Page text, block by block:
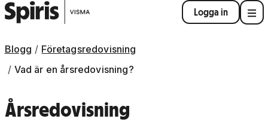
Logga in
Blogg
Företagsredovisning
Vad är en årsredovisning?
Årsredovisning